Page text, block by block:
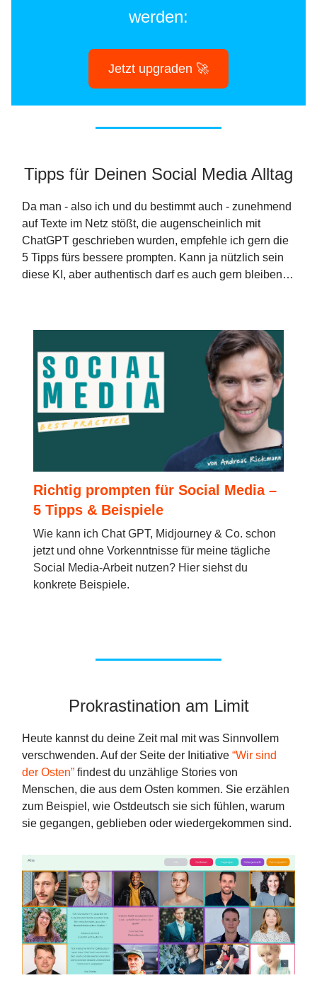
werden:
Jetzt upgraden 🚀
Tipps für Deinen Social Media Alltag
Da man - also ich und du bestimmt auch - zunehmend
auf Texte im Netz stößt, die augenscheinlich mit
ChatGPT geschrieben wurden, empfehle ich gern die
5 Tipps fürs bessere prompten. Kann ja nützlich sein
diese KI, aber authentisch darf es auch gern bleiben…
Richtig prompten für Social Media –
5 Tipps & Beispiele
Wie kann ich Chat GPT, Midjourney & Co. schon
jetzt und ohne Vorkenntnisse für meine tägliche
Social Media-Arbeit nutzen? Hier siehst du
konkrete Beispiele.
Prokrastination am Limit
Heute kannst du deine Zeit mal mit was Sinnvollem
verschwenden. Auf der Seite der Initiative “Wir sind
der Osten” findest du unzählige Stories von
Menschen, die aus dem Osten kommen. Sie erzählen
zum Beispiel, wie Ostdeutsch sie sich fühlen, warum
sie gegangen, geblieben oder wiedergekommen sind.